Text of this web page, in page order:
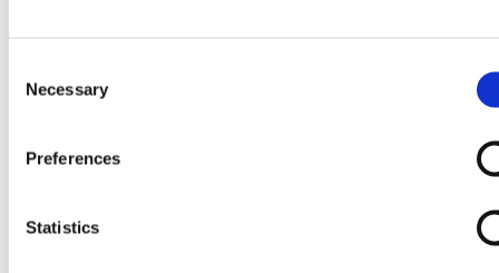
Selection
Necessary
Preferences
Statistics